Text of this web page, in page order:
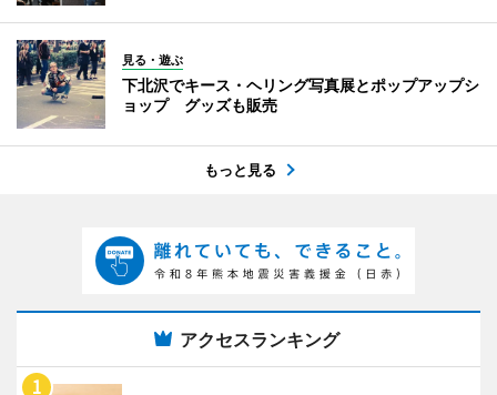
見る・遊ぶ
下北沢でキース・ヘリング写真展とポップアップシ
ョップ グッズも販売
もっと見る
アクセスランキング